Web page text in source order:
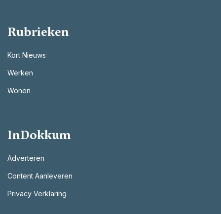
Rubrieken
Kort Nieuws
Werken
Wonen
InDokkum
Adverteren
Content Aanleveren
Privacy Verklaring